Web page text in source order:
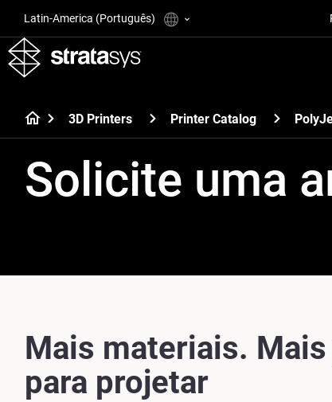
Latin-America (Português)
3D Printers Printer Catalog
Solicite uma
Mais materiais.
para projetar